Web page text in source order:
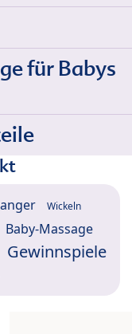
für Babys
Wickeln
Baby-Massage
Gewinnspiele